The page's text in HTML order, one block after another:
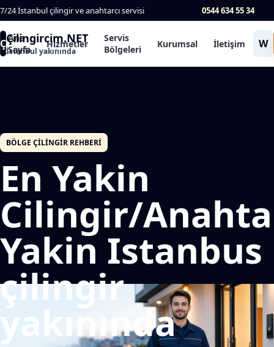
7/24 İstanbul çilingir ve anahtarcı servisi 0544 634 55 34
ÇÇilingircim.NET
İstanbul yakınında
Ana
Sayfa
Hizmetler
Servis
Bölgeleri
Kurumsal İletişim W
BÖLGE ÇILINGIR REHBERI
En Yakin
Cilingir/
Yakin Istanbus
çilingir
yakınında